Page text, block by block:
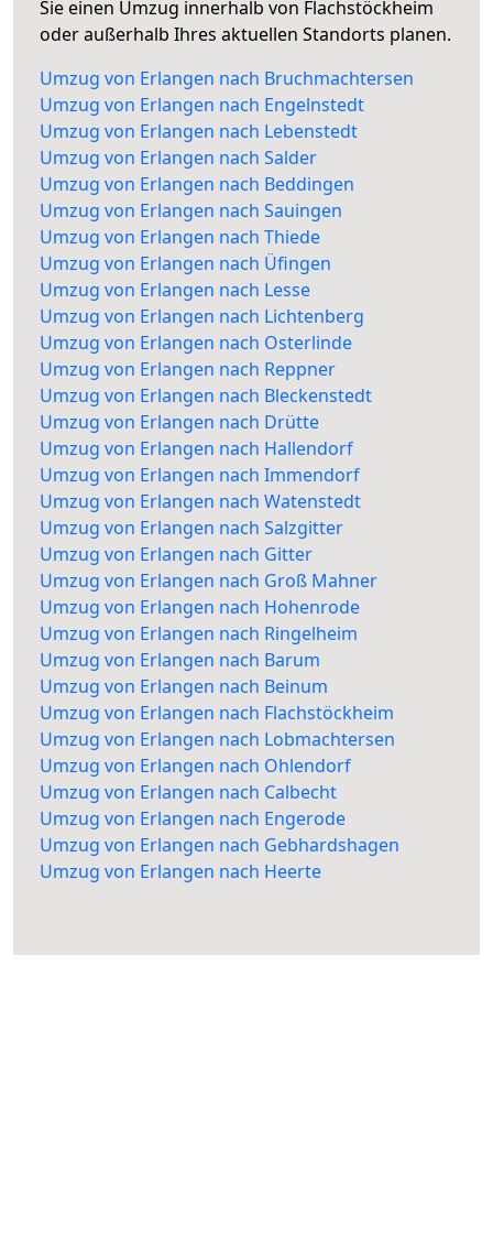
Sie einen Umzug innerhalb von Flachstöckheim
oder außerhalb Ihres aktuellen Standorts planen.
Umzug von Erlangen nach Bruchmachtersen
Umzug von Erlangen nach Engelnstedt
Umzug von Erlangen nach Lebenstedt
Umzug von Erlangen nach Salder
Umzug von Erlangen nach Beddingen
Umzug von Erlangen nach Sauingen
Umzug von Erlangen nach Thiede
Umzug von Erlangen nach Üfingen
Umzug von Erlangen nach Lesse
Umzug von Erlangen nach Lichtenberg
Umzug von Erlangen nach Osterlinde
Umzug von Erlangen nach Reppner
Umzug von Erlangen nach Bleckenstedt
Umzug von Erlangen nach Drütte
Umzug von Erlangen nach Hallendorf
Umzug von Erlangen nach Immendorf
Umzug von Erlangen nach Watenstedt
Umzug von Erlangen nach Salzgitter
Umzug von Erlangen nach Gitter
Umzug von Erlangen nach Groß Mahner
Umzug von Erlangen nach Hohenrode
Umzug von Erlangen nach Ringelheim
Umzug von Erlangen nach Barum
Umzug von Erlangen nach Beinum
Umzug von Erlangen nach Flachstöckheim
Umzug von Erlangen nach Lobmachtersen
Umzug von Erlangen nach Ohlendorf
Umzug von Erlangen nach Calbecht
Umzug von Erlangen nach Engerode
Umzug von Erlangen nach Gebhardshagen
Umzug von Erlangen nach Heerte